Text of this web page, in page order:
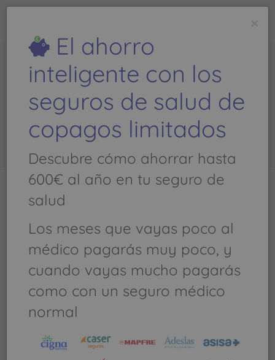
todosegurosmédicos.com
Morano Ventayol
Sebastián, Dr. - Teléfono:
971 892 627
Llamar al
Pediatría
CL Roses, 1 07400 Port d'Alcúdia - Port
d'Alcúdia (ISLAS BALEARES)
El ahorro
inteligente con los
seguros de salud de
copagos limitados
Descubre cómo ahorrar hasta
600€ al año en tu seguro de
salud
Los meses que vayas poco al
médico pagarás muy poco, y
cuando vayas mucho pagarás
como con un seguro médico
normal